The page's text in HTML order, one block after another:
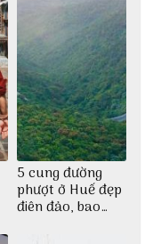
5 cung đường
phượt ở Huế đẹp
điên đảo, bao